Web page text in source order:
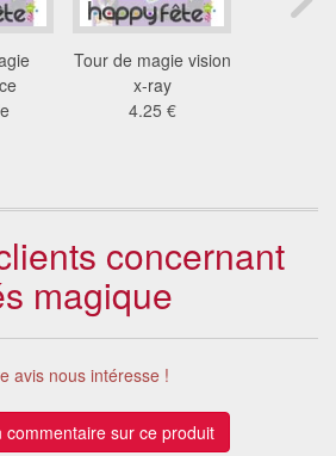
Tour de magie vision
x-ray
4.25 €
concernant
magique
avis nous intéresse !
commentaire sur ce produit